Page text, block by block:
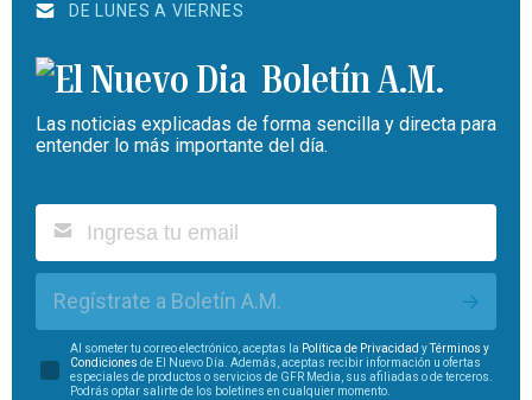
DE LUNES A VIERNES
Boletín A.M.
Las noticias explicadas de forma sencilla y directa para
entender lo más importante del día.
Regístrate a Boletín A.M.
Al someter tu correo electrónico, aceptas la Política de Privacidad yTérminos y
Condiciones de El Nuevo Día. Además, aceptas recibir información u ofertas
especiales de productos o servicios de GFR Media, sus afiliadas o de terceros.
Podrás optar salirte de los boletines en cualquier momento.